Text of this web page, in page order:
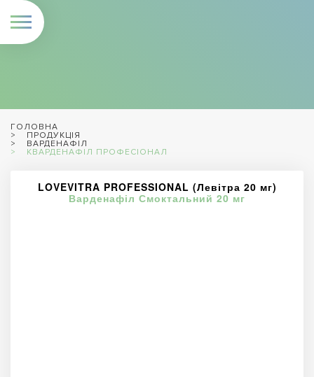
ГОЛОВНА
ПРОДУКЦІЯ
ВАРДЕНАФІЛ
КВАРДЕНАФІЛ ПРОФЕСІОНАЛ
LOVEVITRA PROFESSIONAL (Левітра 20 мг)
Варденафіл Смоктальний 20 мг